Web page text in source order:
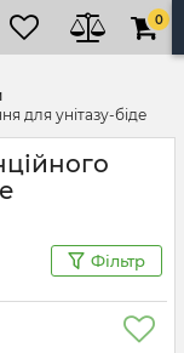
0
для унітазу-біде
Фільтр